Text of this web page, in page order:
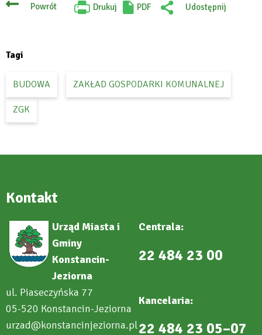
Powrót Drukuj
Will
PDF
Udostępnij
Tagi
BUDOWA ZAKŁAD GOSPODARKI KOMUNALNEJ
ZGK
Kontakt
Urząd Miasta i
Gminy
Konstancin-
Jeziorna
ul. Piaseczyńska 77
05-520 Konstancin-Jeziorna
urzad@konstancinjeziorna.pl
Centrala:
22 484 23 00
Kancelaria:
22 484 23 05–07